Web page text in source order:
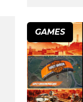
GAMES